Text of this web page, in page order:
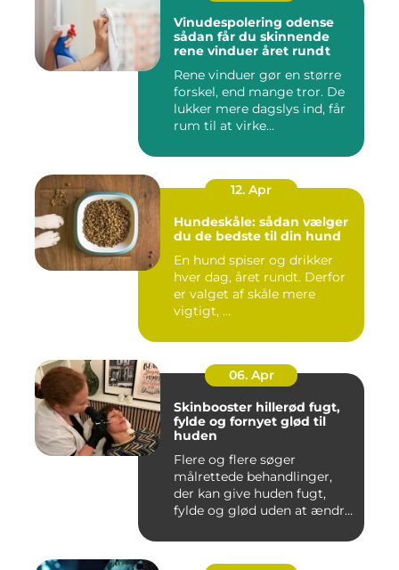
Vinudespolering odense
sådan får du skinnende
rene vinduer året rundt
Rene vinduer gør en større
forskel, end mange tror. De
lukker mere dagslys ind, får
rum til at virke...
12. Apr
Hundeskåle: sådan vælger
du de bedste til din hund
En hund spiser og drikker
hver dag, året rundt. Derfor
er valget af skåle mere
vigtigt, ...
06. Apr
Skinbooster hillerød fugt,
fylde og fornyet glød til
huden
Flere og flere søger
målrettede behandlinger,
der kan give huden fugt,
fylde og glød uden at ændre